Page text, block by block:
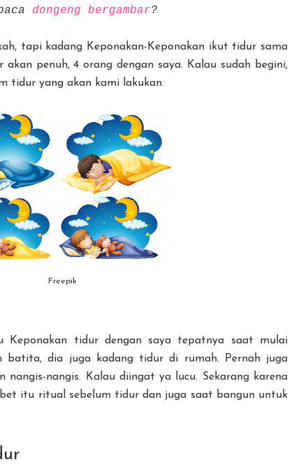
dongeng bergambar?
tapi kadang Keponakan-Keponakan ikut tidur sama
akan penuh, 4 orang dengan saya. Kalau sudah begini,
tidur yang akan kami lakukan.
Freepik
Keponakan tidur dengan saya tepatnya saat mulai
batita, dia juga kadang tidur di rumah. Pernah juga
nangis. Kalau diingat ya lucu. Sekarang karena
itu ritual sebelum tidur dan juga saat bangun untuk